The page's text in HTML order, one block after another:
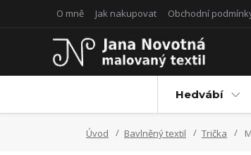
O mně Jak nakupovat Obchodní
Hedvábí
Úvod Bavlněný textil Trička